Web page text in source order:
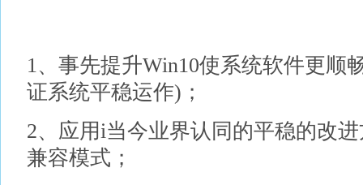
1、事先提升Win10使系统软件更顺
证系统平稳运作)；
2、应用i当今业界认同的平稳的改
兼容模式；